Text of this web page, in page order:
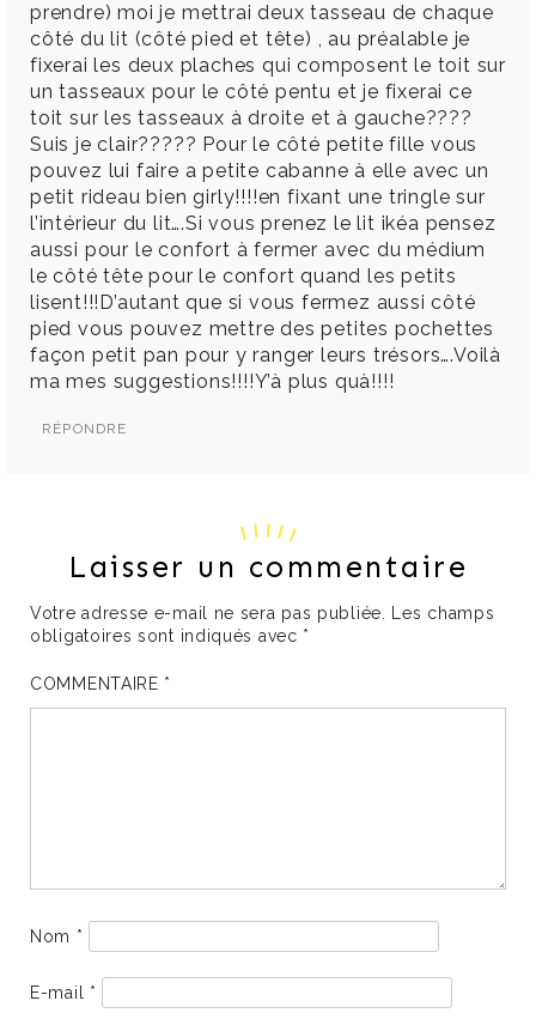
prendre) moi je mettrai deux tasseau de chaque
côté du lit (côté pied et tête) , au préalable je
fixerai les deux plaches qui composent le toit sur
un tasseaux pour le côté pentu et je fixerai ce
toit sur les tasseaux à droite et à gauche????
Suis je clair????? Pour le côté petite fille vous
pouvez lui faire a petite cabanne à elle avec un
petit rideau bien girly!!!!en fixant une tringle sur
l’intérieur du lit….Si vous prenez le lit ikéa pensez
aussi pour le confort à fermer avec du médium
le côté tête pour le confort quand les petits
lisent!!!D’autant que si vous fermez aussi côté
pied vous pouvez mettre des petites pochettes
façon petit pan pour y ranger leurs trésors….Voilà
ma mes suggestions!!!!Y’à plus quà!!!!
RÉPONDRE
Laisser un commentaire
Votre adresse e-mail ne sera pas publiée. Les champs
obligatoires sont indiqués avec *
COMMENTAIRE *
Nom *
E-mail *